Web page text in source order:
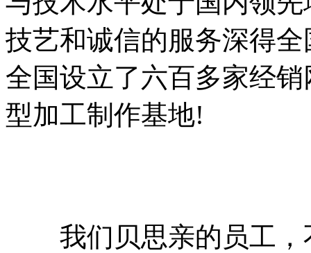
技艺和诚信的服务深得
全国设立了六百多家经
型加工制作基地!
我们贝思亲的员工，